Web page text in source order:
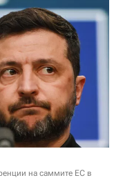
на саммите ЕС в